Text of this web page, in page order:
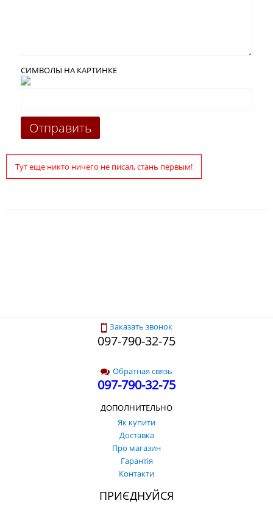
СИМВОЛЫ НА КАРТИНКЕ
Тут еще никто ничего не писал, стань первым!
Заказать звонок
097-790-32-75
Обратная связь
097-790-32-75
ДОПОЛНИТЕЛЬНО
Як купити
Доставка
Про магазин
Гарантія
Контакти
ПРИЄДНУЙСЯ